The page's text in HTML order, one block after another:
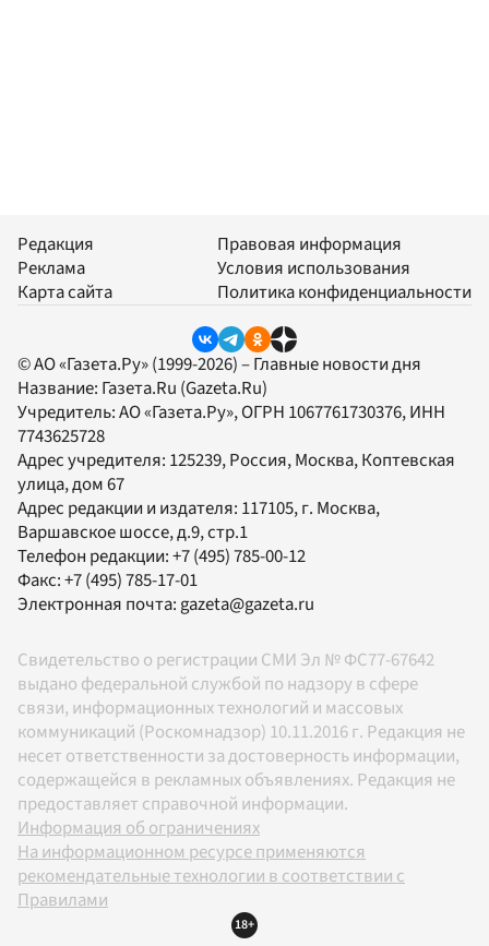
Редакция
Реклама
Карта сайта
Правовая информация
Условия использования
Политика конфиденциальности
© АО «Газета.Ру» (1999-2026) – Главные новости дня
Название: Газета.Ru (Gazeta.Ru)
Учредитель:АО «Газета.Ру», ОГРН 1067761730376, ИНН
7743625728
Адрес учредителя: 125239, Россия, Москва, Коптевская
улица, дом 67
Адрес редакции и издателя: 117105, г. Москва,
Варшавское шоссе, д.9, стр.1
Телефон редакции:+7 (495) 785-00-12
Факс:+7 (495) 785-17-01
Электронная почта: gazeta@gazeta.ru
Свидетельство о регистрации СМИ Эл № ФС77-67642
выдано федеральной службой по надзору в сфере
связи, информационных технологий и массовых
коммуникаций (Роскомнадзор) 10.11.2016 г. Редакция не
несет ответственности за достоверность информации,
содержащейся в рекламных объявлениях. Редакция не
предоставляет справочной информации.
Информация об ограничениях
На информационном ресурсе применяются
рекомендательные технологии в соответствии с
Правилами
18+